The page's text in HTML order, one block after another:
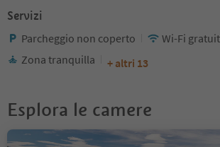
Servizi
Parcheggio non coperto Wi-Fi
Zona tranquilla
+ altri 13
Esplora le camere